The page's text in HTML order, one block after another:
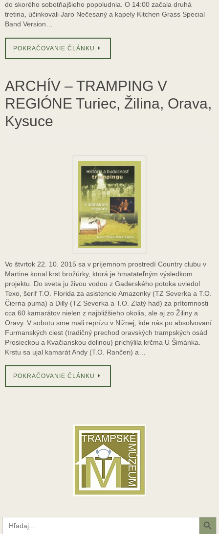
do skorého sobotňajšieho popoludnia. O 14:00 začala druhá
tretina, účinkovali Jaro Nečesaný a kapely Kitchen Grass Special
Band Version…
POKRAČOVANIE ČLÁNKU
ARCHÍV – TRAMPING V
REGIÓNE Turiec, Žilina, Orava,
Kysuce
Vo štvrtok 22. 10. 2015 sa v príjemnom prostredí Country clubu v
Martine konal krst brožúrky, ktorá je hmatateľným výsledkom
projektu. Do sveta ju živou vodou z Gaderského potoka uviedol
Texo, šerif T.O. Florida za asistencie Amazonky (TZ Severka a T.O.
Čierna puma) a Dilly (TZ Severka a T.O. Zlatý had) za prítomnosti
cca 60 kamarátov nielen z najbližšieho okolia, ale aj zo Žiliny a
Oravy. V sobotu sme mali reprízu v Nižnej, kde nás po absolvovaní
Furmanských ciest (tradičný prechod oravských trampských osád
Prosieckou a Kvačianskou dolinou) prichýlila krčma U Šimánka.
Krstu sa ujal kamarát Andy (T.O. Rančeri) a…
POKRAČOVANIE ČLÁNKU
Search
for:
Search Button